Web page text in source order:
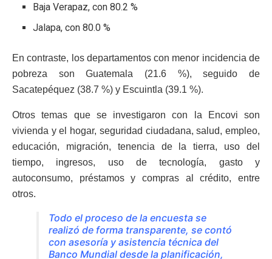
Baja Verapaz, con 80.2 %
Jalapa, con 80.0 %
En contraste, los departamentos con menor incidencia de
pobreza son Guatemala (21.6 %), seguido de
Sacatepéquez (38.7 %) y Escuintla (39.1 %).
Otros temas que se investigaron con la Encovi son
vivienda y el hogar, seguridad ciudadana, salud, empleo,
educación, migración, tenencia de la tierra, uso del
tiempo, ingresos, uso de tecnología, gasto y
autoconsumo, préstamos y compras al crédito, entre
otros.
Todo el proceso de la encuesta se
realizó de forma transparente, se contó
con asesoría y asistencia técnica del
Banco Mundial desde la planificación,